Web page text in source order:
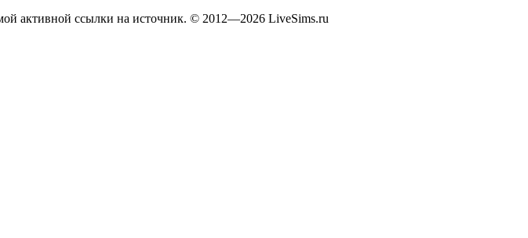
активной ссылки на источник. © 2012—2026 LiveSims.ru